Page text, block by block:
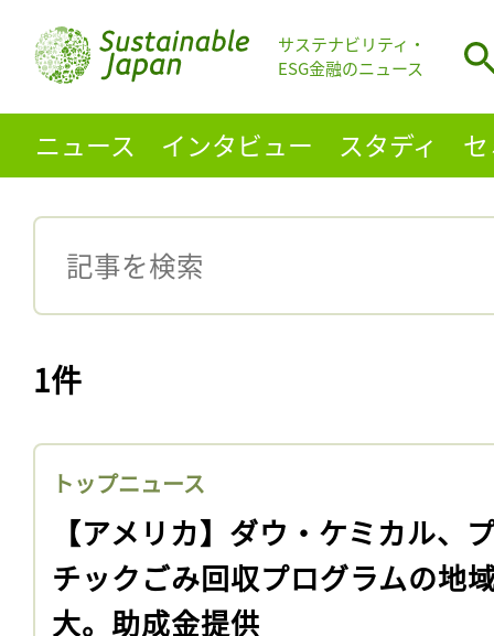
サステナビリティ・
ESG金融のニュース
ニュース インタビュー スタディ
1件
トップニュース
【アメリカ】ダウ・ケミカル、
チックごみ回収プログラムの地
大。助成金提供